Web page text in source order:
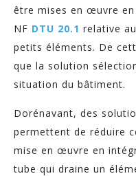
être mises en œuvre
NF DTU 20.1 relative
petits éléments. De
que la solution
situation du bâtiment.
Dorénavant, des
permettent de réduire
mise en œuvre en
tube qui draine un